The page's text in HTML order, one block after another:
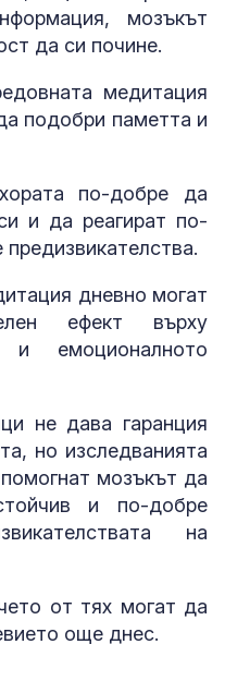
мозъкът
да си почине.
медитация
подобри паметта и
по-добре да
и да реагират по-
дневно могат
ефект върху
и емоционалното
не дава гаранция
но изследванията
мозъкът да
и по-добре
на
от тях могат да
още днес.